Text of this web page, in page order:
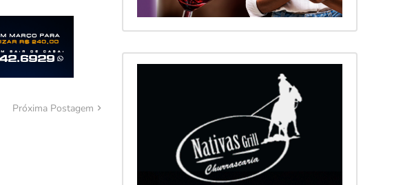
Próxima Postagem